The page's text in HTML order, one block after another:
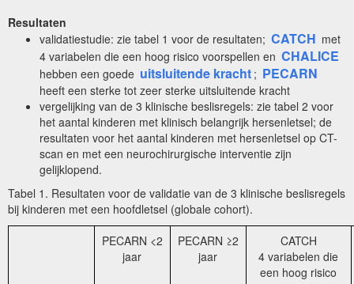
Resultaten
validatiestudie: zie tabel 1 voor de resultaten; CATCH met
4 variabelen die een hoog risico voorspellen en CHALICE
hebben een goede uitsluitende kracht ; PECARN
heeft een sterke tot zeer sterke uitsluitende kracht
vergelijking van de 3 klinische beslisregels: zie tabel 2 voor
het aantal kinderen met klinisch belangrijk hersenletsel; de
resultaten voor het aantal kinderen met hersenletsel op CT-
scan en met een neurochirurgische interventie zijn
gelijklopend.
Tabel 1. Resultaten voor de validatie van de 3 klinische beslisregels
bij kinderen met een hoofdletsel (globale cohort).
PECARN <2
jaar
PECARN ≥2
jaar
CATCH
4 variabelen die
een hoog risico